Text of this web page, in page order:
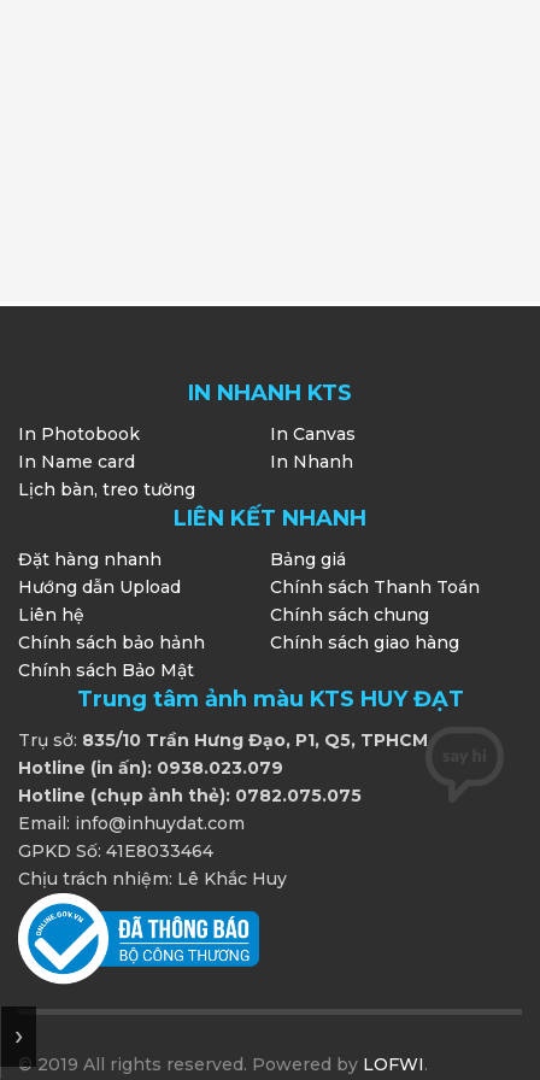
IN NHANH KTS
In Photobook
In Canvas
In Name card
In Nhanh
Lịch bàn, treo tường
LIÊN KẾT NHANH
Đặt hàng nhanh
Bảng giá
Hướng dẫn Upload
Chính sách Thanh Toán
Liên hệ
Chính sách chung
Chính sách bảo hảnh
Chính sách giao hàng
Chính sách Bảo Mật
Trung tâm ảnh màu KTS HUY ĐẠT
Trụ sở: 835/10 Trần Hưng Đạo, P1, Q5, TPHCM
Hotline (in ấn): 0938.023.079
Hotline (chụp ảnh thẻ): 0782.075.075
Email: info@inhuydat.com
GPKD Số: 41E8033464
Chịu trách nhiệm: Lê Khắc Huy
© 2019 All rights reserved. Powered by LOFWI.